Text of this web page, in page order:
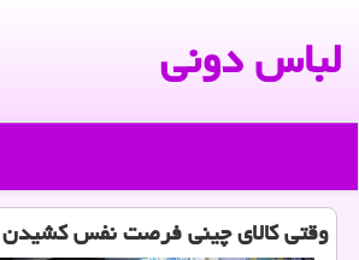
لباس دونی
وقتی کالای چینی فرصت نفس